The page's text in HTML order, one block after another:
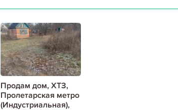
Продам дом, ХТЗ,
Пролетарская метро
(Индустриальная),